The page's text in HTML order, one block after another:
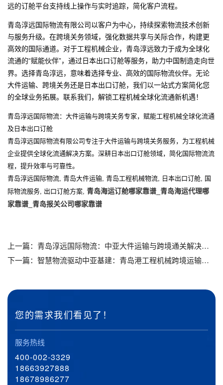
远的订舱平台支持线上操作与实时追踪，简化客户流程。
青岛淳远国际物流有限公司以客户为中心，持续探索物流技术创新
与服务升级。在跨境关务领域，强化数据共享与关际合作，构建更
高效的国际通道。对于工程机械企业，青岛淳远致力于成为全球化
流通的“赋能伙伴”，通过日本出口订舱等服务，助力中国制造走向世
界。选择青岛淳远，意味着选择专业、高效的国际物流伙伴。无论
大件运输、跨境关务还是日本出口订舱，我们以一站式方案简化您
的全球业务拓展。联系我们，解锁工程机械全球化流通新机遇！
青岛淳远国际物流：大件运输与跨境关务专家，赋能工程机械全球化流通
及日本出口订舱
青岛淳远国际物流有限公司专注于大件运输与跨境关务服务，为工程机械
企业提供全球化流通解决方案。深耕日本出口订舱领域，简化国际物流流
程，提升效率与可靠性。
青岛淳远国际物流, 青岛大件运输, 青岛工程机械物流, 日本出口订舱, 国
际物流服务, 出口订舱方案, 青岛海运订舱哪家靠谱_青岛海运代理哪
家靠谱_青岛报关公司哪家靠谱
上一篇： 青岛淳远国际物流：中亚大件运输与跨境通关解决方案专家_青岛国际物流哪家靠谱_青岛出口报关哪家靠谱_青岛进口清关哪家靠谱
下一篇： 智慧物流驱动中亚基建：青岛港工程机械跨境运输全链路解决方案_青岛物流公司联系方式_青岛货代公司联系方式_青岛海运订舱联系方式
您的需求我们看见了！
服务热线
400-002-3329
18663927888
18678986277